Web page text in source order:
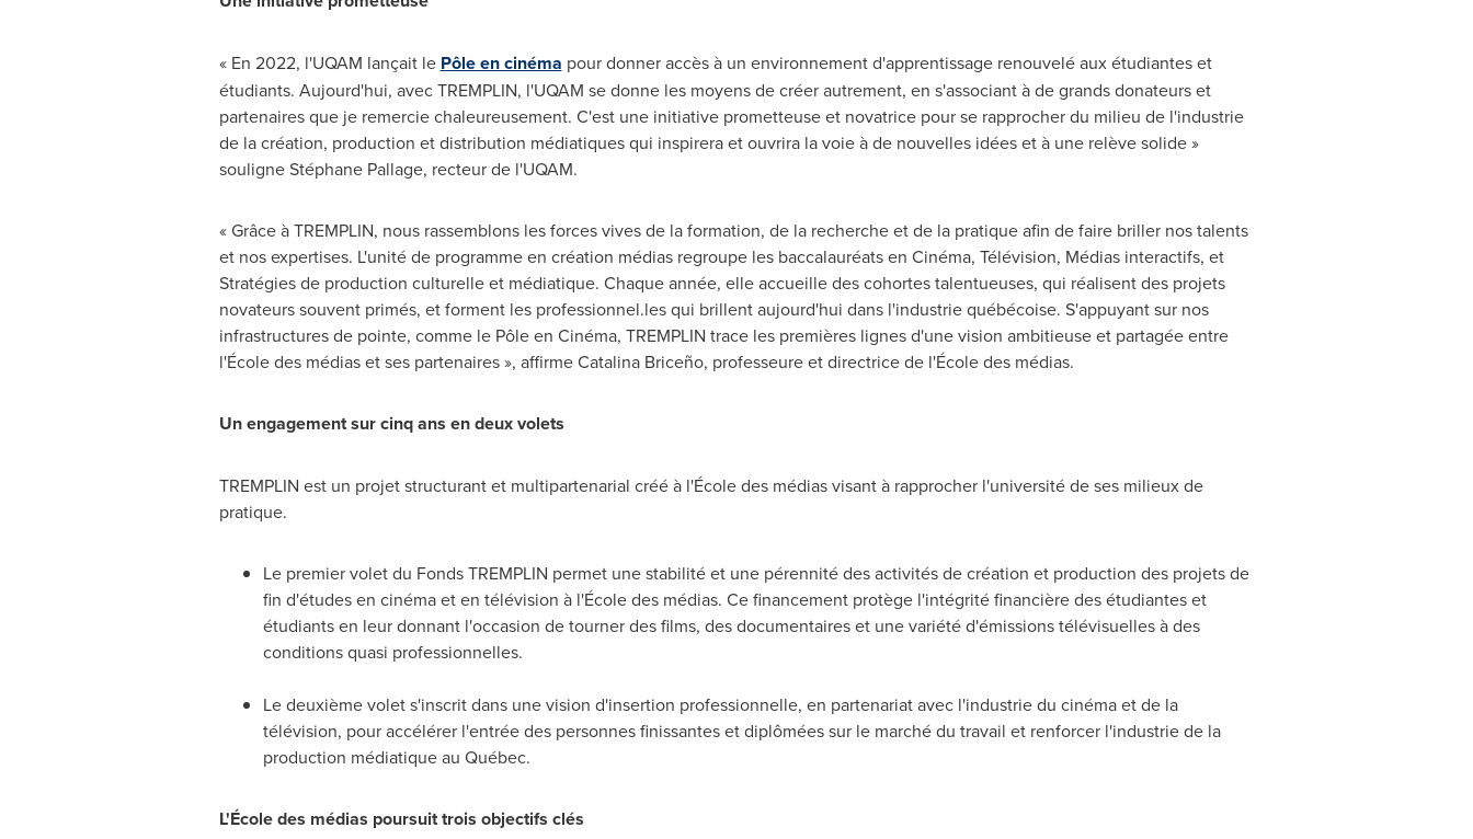
« En 2022, l'UQAM lançait le Pôle en cinéma pour donner accès à un environnement d'apprentissage renouvelé aux étudiantes et
étudiants. Aujourd'hui, avec TREMPLIN, l'UQAM se donne les moyens de créer autrement, en s'associant à de grands donateurs et
partenaires que je remercie chaleureusement. C'est une initiative prometteuse et novatrice pour se rapprocher du milieu de l'industrie
de la création, production et distribution médiatiques qui inspirera et ouvrira la voie à de nouvelles idées et à une relève solide »
souligne Stéphane Pallage, recteur de l'UQAM.
« Grâce à TREMPLIN, nous rassemblons les forces vives de la formation, de la recherche et de la pratique afin de faire briller nos talents
et nos expertises. L'unité de programme en création médias regroupe les baccalauréats en Cinéma, Télévision, Médias interactifs, et
Stratégies de production culturelle et médiatique. Chaque année, elle accueille des cohortes talentueuses, qui réalisent des projets
novateurs souvent primés, et forment les professionnel.les qui brillent aujourd'hui dans l'industrie québécoise. S'appuyant sur nos
infrastructures de pointe, comme le Pôle en Cinéma, TREMPLIN trace les premières lignes d'une vision ambitieuse et partagée entre
l'École des médias et ses partenaires », affirme Catalina Briceño, professeure et directrice de l'École des médias.
Un engagement sur cinq ans en deux volets
TREMPLIN est un projet structurant et multipartenarial créé à l'École des médias visant à rapprocher l'université de ses milieux de
pratique.
Le premier volet du Fonds TREMPLIN permet une stabilité et une pérennité des activités de création et production des projets de
fin d'études en cinéma et en télévision à l'École des médias. Ce financement protège l'intégrité financière des étudiantes et
étudiants en leur donnant l'occasion de tourner des films, des documentaires et une variété d'émissions télévisuelles à des
conditions quasi professionnelles.
Le deuxième volet s'inscrit dans une vision d'insertion professionnelle, en partenariat avec l'industrie du cinéma et de la
télévision, pour accélérer l'entrée des personnes finissantes et diplômées sur le marché du travail et renforcer l'industrie de la
production médiatique au Québec.
L'École des médias poursuit trois objectifs clés